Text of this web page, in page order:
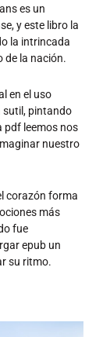
es un
y este libro la
la intrincada
de la nación.
en el uso
sutil, pintando
pdf leemos nos
nuestro
corazón forma
más
fue
epub un
su ritmo.